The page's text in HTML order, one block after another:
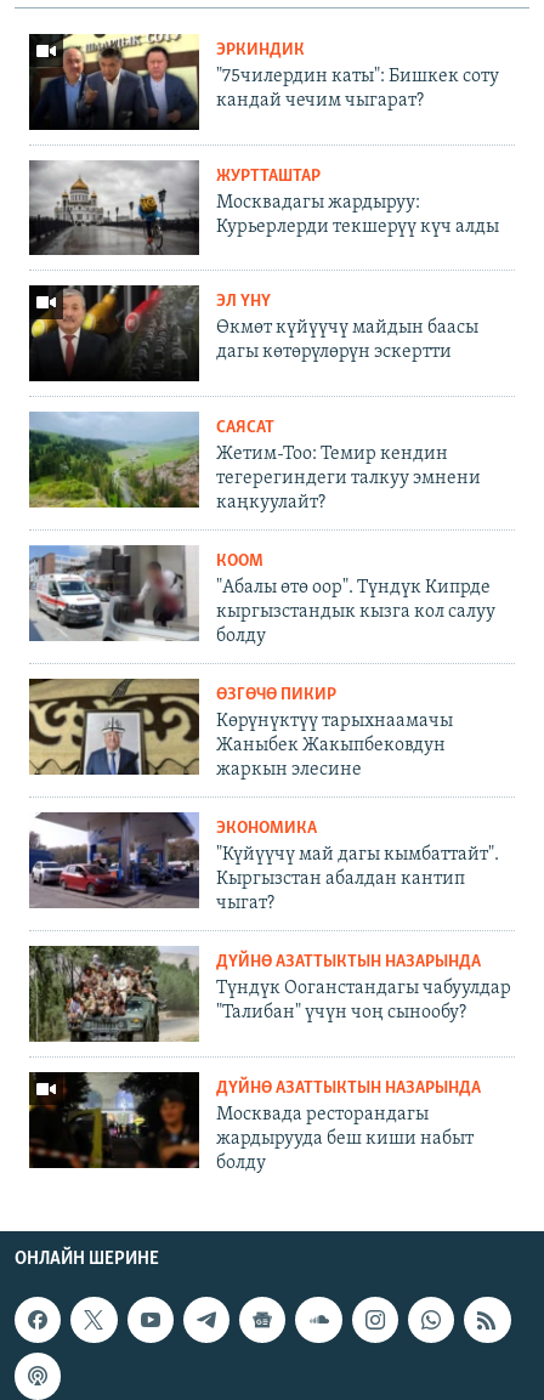
ЭРКИНДИК
"75чилердин каты": Бишкек соту
кандай чечим чыгарат?
ЖУРТТАШТАР
Москвадагы жардыруу:
Курьерлерди текшерүү күч алды
ЭЛ ҮНҮ
Өкмөт күйүүчү майдын баасы
дагы көтөрүлөрүн эскертти
САЯСАТ
Жетим-Тоо: Темир кендин
тегерегиндеги талкуу эмнени
каңкуулайт?
КООМ
"Абалы өтө оор". Түндүк Кипрде
кыргызстандык кызга кол салуу
болду
ӨЗГӨЧӨ ПИКИР
Көрүнүктүү тарыхнаамачы
Жаныбек Жакыпбековдун
жаркын элесине
ЭКОНОМИКА
"Күйүүчү май дагы кымбаттайт".
Кыргызстан абалдан кантип
чыгат?
ДҮЙНӨ АЗАТТЫКТЫН НАЗАРЫНДА
Түндүк Ооганстандагы чабуулдар
"Талибан" үчүн чоң сынообу?
ДҮЙНӨ АЗАТТЫКТЫН НАЗАРЫНДА
Москвада ресторандагы
жардырууда беш киши набыт
болду
ОНЛАЙН ШЕРИНЕ